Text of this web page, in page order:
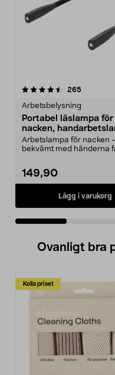
265
Arbetsbelysning
Portabel läslampa för
nacken,
Arbetslampa för nacken
bekvämt med händerna
149,90
Lägg i varukorg
5.0 av 5 stjärnor
Ovanligt bra
Kolla priset